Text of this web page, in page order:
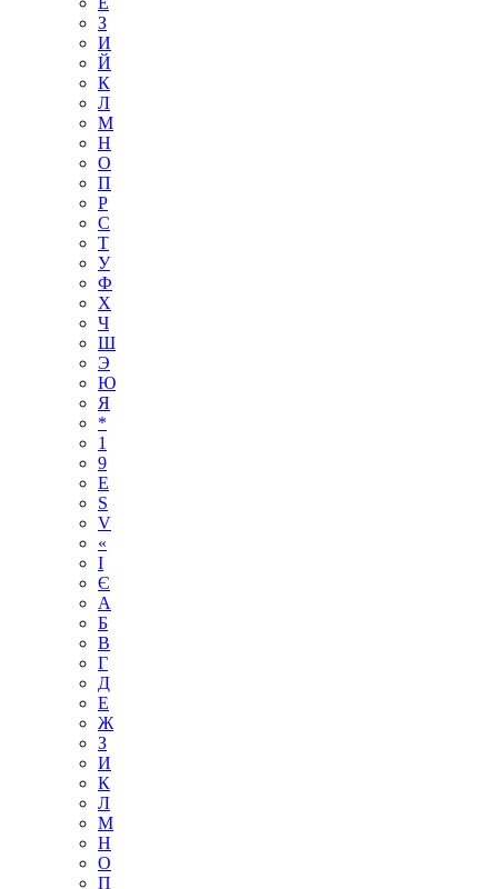
З
И
Й
К
Л
М
Н
О
П
Р
С
Т
У
Ф
Х
Ч
Ш
Э
Ю
Я
*
1
9
E
S
V
«
І
Є
А
Б
В
Г
Д
Е
Ж
З
И
К
Л
М
Н
О
П